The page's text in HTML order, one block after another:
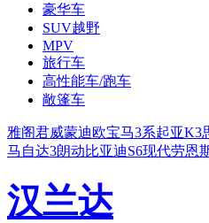
豪华车
SUV越野
MPV
旅行车
高性能车/跑车
敞篷车
雅阁君威蒙迪欧宝马3系起亚K3
马自达3朗动比亚迪S6现代劳恩
汉兰达